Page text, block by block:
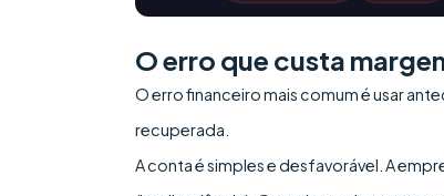
O erro que custa
O erro financeiro mais comum é usar
recuperada.
A conta é simples e desfavorável. A